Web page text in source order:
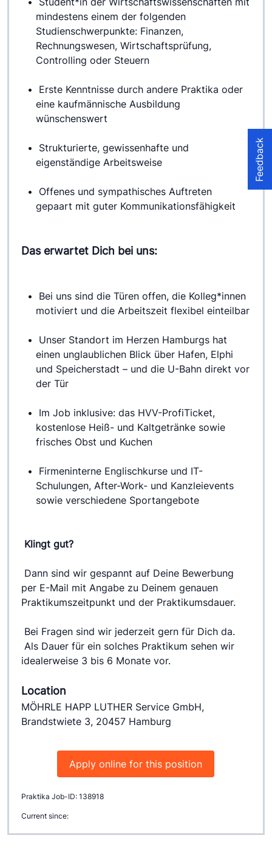
mindestens einem der folgenden
Studienschwerpunkte: Finanzen,
Rechnungswesen, Wirtschaftsprüfung,
Controlling oder Steuern
Erste Kenntnisse durch andere Praktika oder
eine kaufmännische Ausbildung
wünschenswert
Strukturierte, gewissenhafte und
eigenständige Arbeitsweise
Offenes und sympathisches Auftreten
gepaart mit guter Kommunikationsfähigkeit
Das erwartet Dich bei uns:
Bei uns sind die Türen offen, die Kolleg*innen
motiviert und die Arbeitszeit flexibel einteilbar
Unser Standort im Herzen Hamburgs hat
einen unglaublichen Blick über Hafen, Elphi
und Speicherstadt – und die U-Bahn direkt vor
der Tür
Im Job inklusive: das HVV-ProfiTicket,
kostenlose Heiß- und Kaltgetränke sowie
frisches Obst und Kuchen
Firmeninterne Englischkurse und IT-
Schulungen, After-Work- und Kanzleievents
sowie verschiedene Sportangebote
Klingt gut?
per E-Mail mit Angabe zu Deinem genauen
Praktikumszeitpunkt und der Praktikumsdauer.
Bei Fragen sind wir jederzeit gern für Dich da.
idealerweise 3 bis 6 Monate vor.
Location
MÖHRLE HAPP LUTHER Service GmbH,
Brandstwiete 3, 20457 Hamburg
Apply online for this position
Praktika Job-ID: 138918
Current since:
Feedback